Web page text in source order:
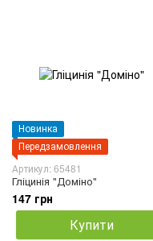
Новинка
Передзамовлення
Артикул: 65481
Гліцинія "Доміно"
147 грн
Купити